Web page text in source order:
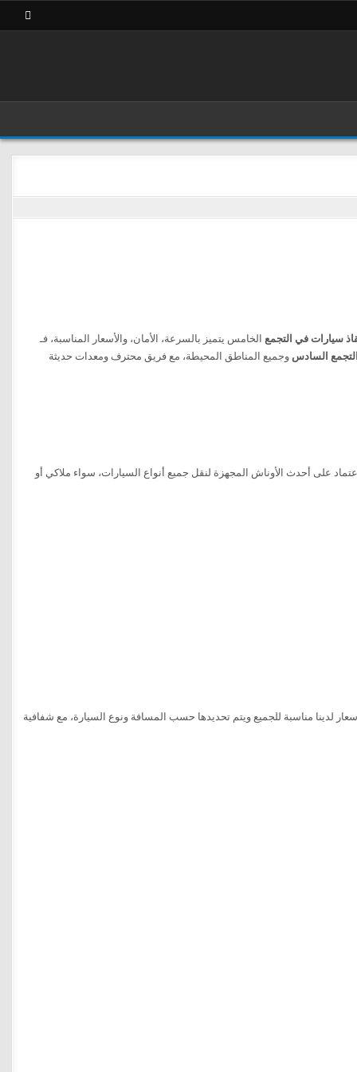
سيارات في التجمع الخامس يتميز بالسرعة، الأمان، والأسعار المناسبة، فـ
التجمع السادس وجميع المناطق المحيطة، مع فريق محترف ومعدات حديثة
على أحدث الأوناش المجهزة لنقل جميع أنواع السيارات، سواء ملاكي أو
لدينا مناسبة للجميع ويتم تحديدها حسب المسافة ونوع السيارة، مع شفافية